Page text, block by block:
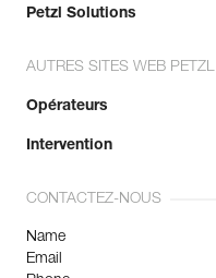
Petzl Solutions
AUTRES SITES WEB PETZL
Opérateurs
Intervention
CONTACTEZ-NOUS
Name
Email